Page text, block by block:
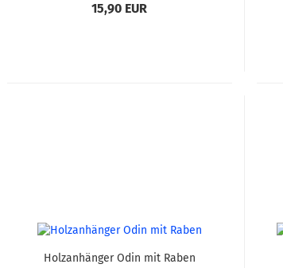
15,90 EUR
Holzanhänger Odin mit Raben